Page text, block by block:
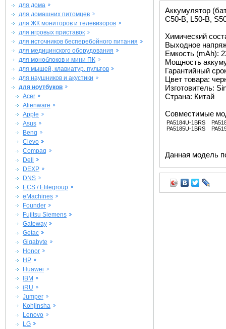
для дома
для домашних питомцев
для ЖК мониторов и телевизоров
для игровых приставок
для источников бесперебойного питания
для медицинского оборудования
для моноблоков и мини ПК
для мышей, клавиатур, пультов
для наушников и акустики
для ноутбуков
Acer
Alienware
Apple
Asus
Benq
Clevo
Compaq
Dell
DEXP
DNS
ECS / Elitegroup
eMachines
Founder
Fujitsu Siemens
Gateway
Getac
Gigabyte
Honor
HP
Huawei
IBM
iRU
Jumper
Kohjinsha
Lenovo
LG
Аккумулятор
C50-B, L50-B,
Химический
Выходное
Емкость (mAh):
Мощность
Гарантийный
Цвет товара:
Изготовитель:
Страна: Китай
Совместимые
PA5184U-1BRS
PA5185U-1BRS
Данная модель